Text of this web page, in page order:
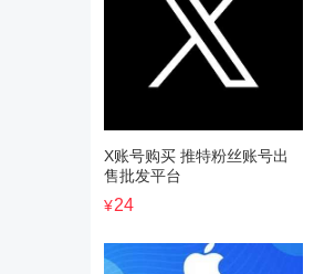
X账号购买 推特粉丝账号出
售批发平台
¥24